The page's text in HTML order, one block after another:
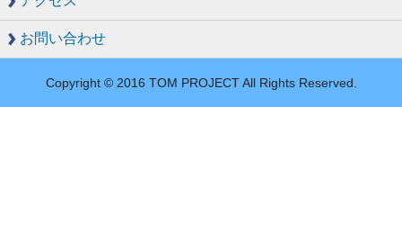
お問い合わせ
Copyright © 2016 TOM PROJECT All Rights Reserved.